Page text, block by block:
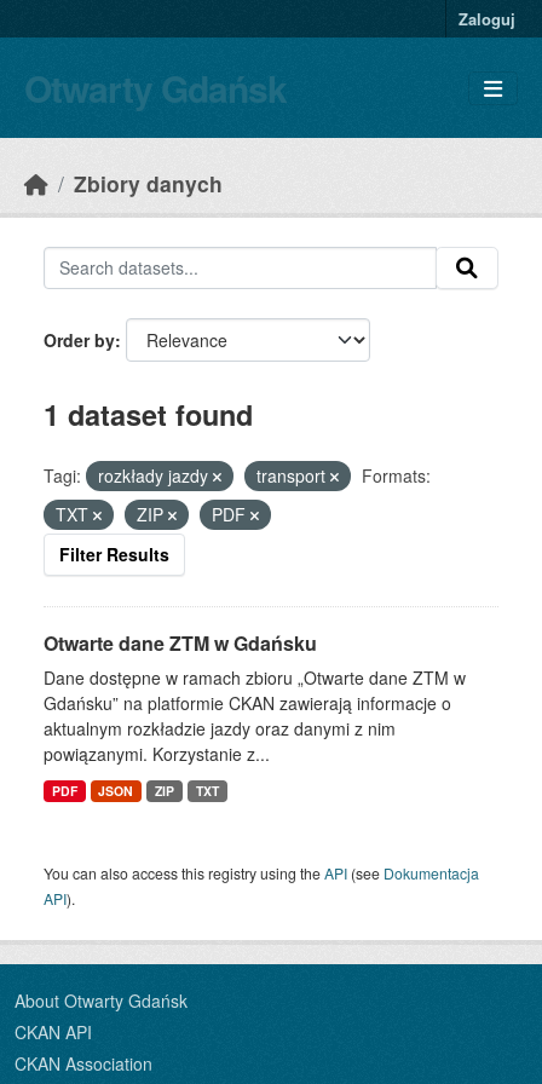
Zaloguj
Otwarty Gdańsk
Zbiory danych
Order by
1 dataset found
Tagi: rozkłady jazdy transport
Formats:
TXT
ZIP
PDF
Filter Results
Otwarte dane ZTM w Gdańsku
Dane dostępne w ramach zbioru „Otwarte dane ZTM w
Gdańsku” na platformie CKAN zawierają informacje o
aktualnym rozkładzie jazdy oraz danymi z nim
powiązanymi. Korzystanie z...
PDF JSON ZIP TXT
You can also access this registry using theAPI (see Dokumentacja
API).
About Otwarty Gdańsk
CKAN API
CKAN Association